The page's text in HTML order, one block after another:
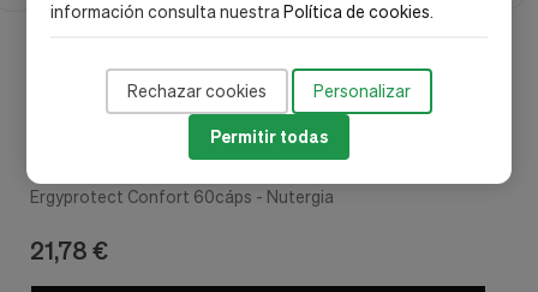
información consulta nuestraPolítica de cookies.
Rechazar cookies Personalizar
Permitir todas
Ergyprotect Confort 60cáps - Nutergia
21,78 €